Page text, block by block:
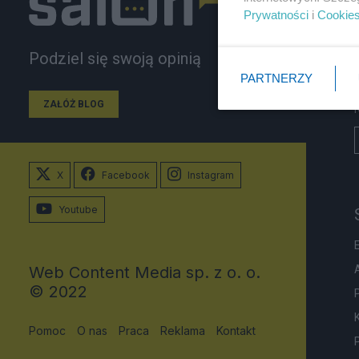
Podziel się swoją opinią
ZAŁÓŻ BLOG
X Facebook Instagram
Youtube
Web Content Media sp. z o. o.
© 2022
Pomoc O nas Praca Reklama Kontakt
Prywatności i Cookies
PARTNERZY